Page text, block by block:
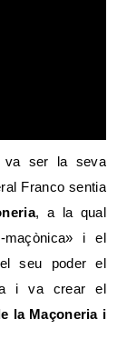
va ser la seva
Franco sentia
, a la qual
maçònica» i el
seu poder el
i va crear el
la Maçoneria i